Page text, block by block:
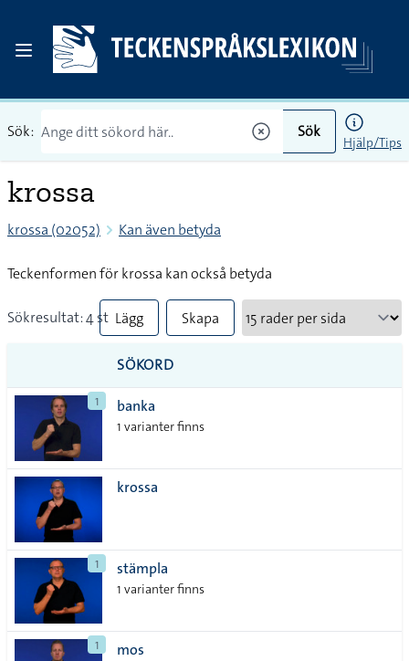
Sök: Sök
Hjälp/Tips
krossa
krossa (02052) Kan även betyda
Teckenformen för krossa kan också betyda
Sökresultat: 4 st Lägg
till
alla i
lista
Skapa
SÖKORD
1 banka
1 varianter finns
krossa
1 stämpla
1 varianter finns
1 mos